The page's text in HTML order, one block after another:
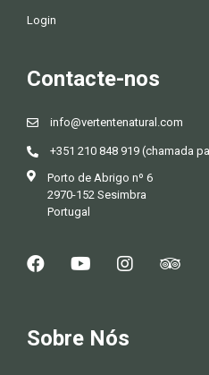
Login
Contacte-nos
info@vertentenatural.com
+351 210 848 919 (chamada
Porto de Abrigo nº 6
2970-152 Sesimbra
Portugal
Sobre Nós